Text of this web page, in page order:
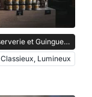
Conserverie et Guinguette
Classieux, Lumineux